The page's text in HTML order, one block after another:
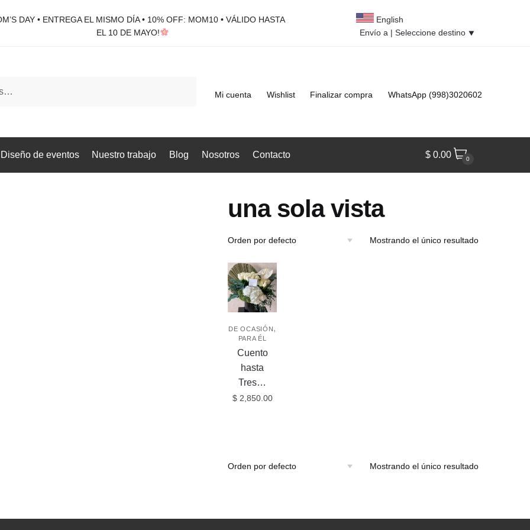
DAY • ENTREGA EL MISMO DÍA • 10% OFF: MOM10 • VÁLIDO HASTA
EL 10 DE MAYO!
English
Envío a | Seleccione destino ⯆
Mi cuenta Wishlist Finalizar compra WhatsApp (998)3020602
de eventos Nuestro trabajo Blog Nosotros Contacto $ 0.00 0
una sola vista
Mostrando el único resultado
DE OCASIÓN,
PARA ÉL
Cuento
hasta
Tres…
$2,850.00
Mostrando el único resultado